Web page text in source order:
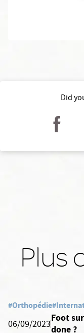
Did
Plus
#Orthopédie
06/09/2023
Foot
done ?